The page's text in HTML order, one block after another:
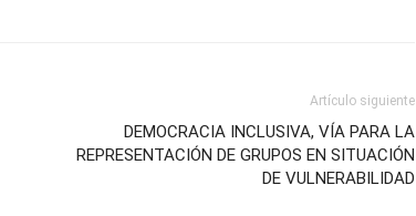
Artículo siguiente
DEMOCRACIA INCLUSIVA, VÍA PARA LA
REPRESENTACIÓN DE GRUPOS EN SITUACIÓN
DE VULNERABILIDAD